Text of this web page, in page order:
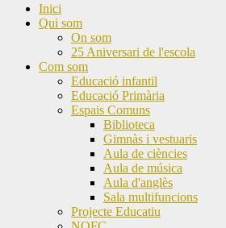
Inici
Qui som
On som
25 Aniversari de l'escola
Com som
Educació infantil
Educació Primària
Espais Comuns
Biblioteca
Gimnàs i vestuaris
Aula de ciències
Aula de música
Aula d'anglès
Sala multifuncions
Projecte Educatiu